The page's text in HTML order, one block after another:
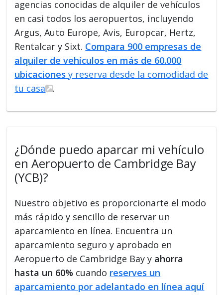
agencias conocidas de alquiler de vehículos
en casi todos los aeropuertos, incluyendo
Argus, Auto Europe, Avis, Europcar, Hertz,
Rentalcar y Sixt. Compara 900 empresas de
alquiler de vehículos en más de 60.000
ubicaciones y reserva desde la comodidad de
tu casa
.
¿Dónde puedo aparcar mi vehículo
en Aeropuerto de Cambridge Bay
(YCB)?
Nuestro objetivo es proporcionarte el modo
más rápido y sencillo de reservar un
aparcamiento en línea. Encuentra un
aparcamiento seguro y aprobado en
Aeropuerto de Cambridge Bay y ahorra
hasta un 60% cuando reserves un
aparcamiento por adelantado en línea aquí